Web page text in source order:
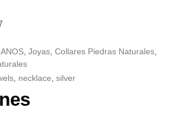
,Joyas ,Collares Piedras Naturales
necklace ,silver